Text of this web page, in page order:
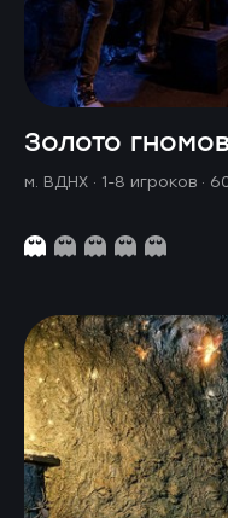
Золото гномов
м. ВДНХ · 1-8 игроков ·